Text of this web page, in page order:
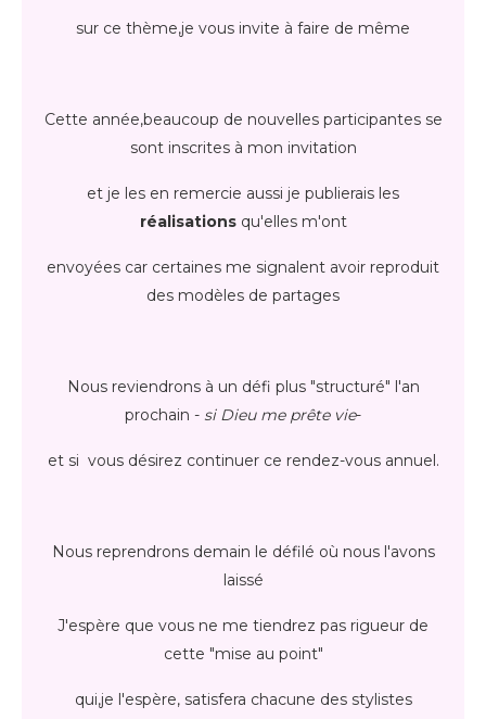
sur ce thème,je vous invite à faire de même
Cette année,beaucoup de nouvelles participantes se
sont inscrites à mon invitation
et je les en remercie aussi je publierais les
réalisationsqu'elles m'ont
envoyées car certaines me signalent avoir reproduit
des modèles de partages
Nous reviendrons à un défi plus "structuré" l'an
prochain - si Dieu me prête vie-
et si vous désirez continuer ce rendez-vous annuel.
Nous reprendrons demain le défilé où nous l'avons
laissé
J'espère que vous ne me tiendrez pas rigueur de
cette "mise au point"
qui,je l'espère, satisfera chacune des stylistes